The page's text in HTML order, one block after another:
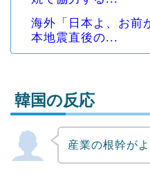
海外「日本よ、お前
本地震直後の...
Powered by livedoor
韓国の反応
産業の根幹が